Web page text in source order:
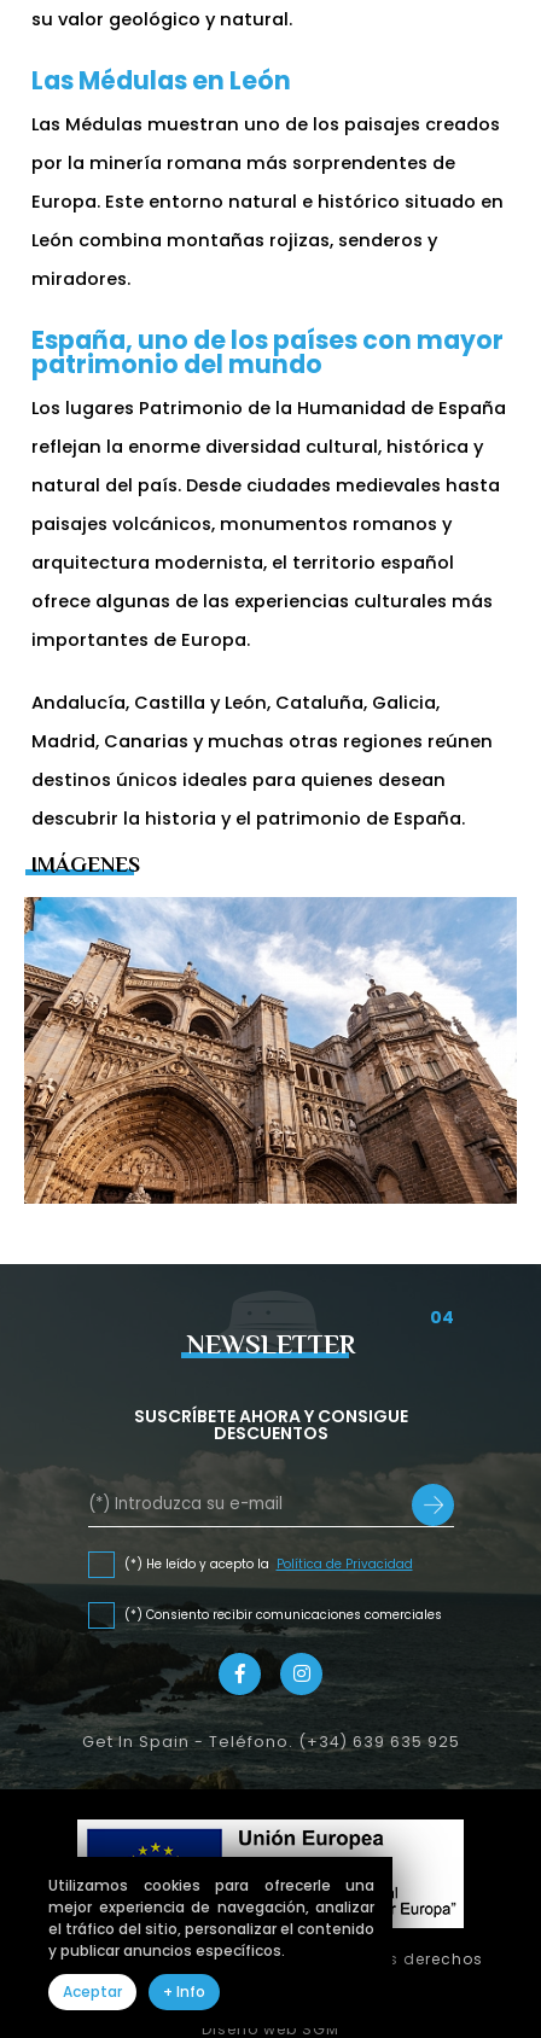
Utilizamos cookies para ofrecerle una
mejor experiencia de navegación, analizar
el tráfico del sitio, personalizar el contenido
y publicar anuncios específicos.
Aceptar
+ Info
su valor geológico y natural.
Las Médulas en León
Las Médulas muestran uno de los paisajes creados
por la minería romana más sorprendentes de
Europa. Este entorno natural e histórico situado en
León combina montañas rojizas, senderos y
miradores.
España, uno de los países con mayor
patrimonio del mundo
Los lugares Patrimonio de la Humanidad de España
reflejan la enorme diversidad cultural, histórica y
natural del país. Desde ciudades medievales hasta
paisajes volcánicos, monumentos romanos y
arquitectura modernista, el territorio español
ofrece algunas de las experiencias culturales más
importantes de Europa.
Andalucía, Castilla y León, Cataluña, Galicia,
Madrid, Canarias y muchas otras regiones reúnen
destinos únicos ideales para quienes desean
descubrir la historia y el patrimonio de España.
IMÁGENES
04
NEWSLETTER
SUSCRÍBETE AHORA Y CONSIGUE
DESCUENTOS
(*) He leído y acepto la Política de Privacidad
(*) Consiento recibir comunicaciones comerciales
Get In Spain - Teléfono. (+34) 639 635 925
Copyright © 2026 getinspain. Todos los derechos
Diseño web SGM